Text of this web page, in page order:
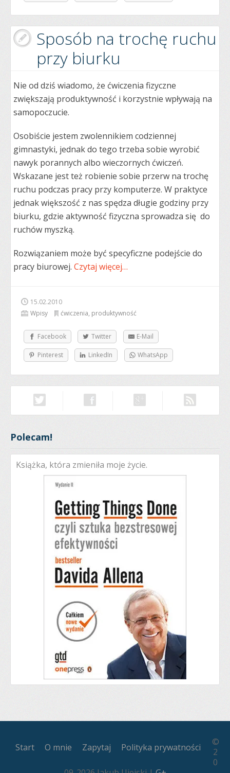
Sposób na trochę ruchu
przy biurku
Nie od dziś wiadomo, że ćwiczenia fizyczne
zwiększają produktywność i korzystnie wpływają na
samopoczucie.
Osobiście jestem zwolennikiem codziennej
gimnastyki, jednak do tego trzeba sobie wyrobić
nawyk porannych albo wieczornych ćwiczeń.
Wskazane jest też robienie sobie przerw na trochę
ruchu podczas pracy przy komputerze. W praktyce
jednak większość z nas spędza długie godziny przy
biurku, gdzie aktywność fizyczna sprowadza się do
ruchów myszką.
Rozwiązaniem może być specyficzne podejście do
pracy biurowej. Czytaj więcej…
15.02.2010
Wpisy
ćwiczenia, produktywność
Facebook Twitter E-Mail
Pinterest LinkedIn WhatsApp
Polecam!
Książka, która zmieniła moje życie.
Start O mnie Zapytaj Polityka prywatności
©
2
0